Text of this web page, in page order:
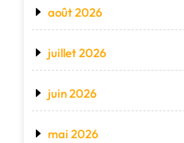
août 2026
juillet 2026
juin 2026
mai 2026